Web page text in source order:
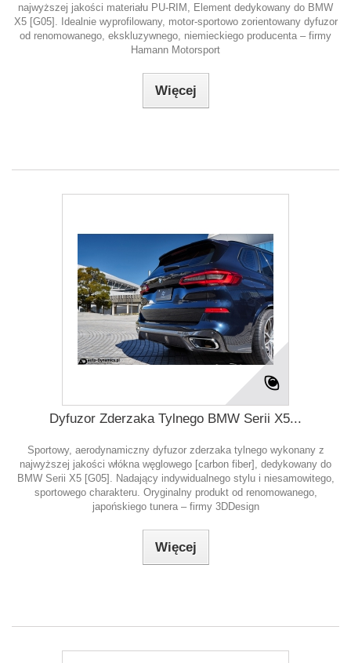
najwyższej jakości materiału PU-RIM, Element dedykowany do BMW
X5 [G05]. Idealnie wyprofilowany, motor-sportowo zorientowany dyfuzor
od renomowanego, ekskluzywnego, niemieckiego producenta – firmy
Hamann Motorsport
Więcej
Dyfuzor Zderzaka Tylnego BMW Serii X5...
Sportowy, aerodynamiczny dyfuzor zderzaka tylnego wykonany z
najwyższej jakości włókna węglowego [carbon fiber], dedykowany do
BMW Serii X5 [G05]. Nadający indywidualnego stylu i niesamowitego,
sportowego charakteru. Oryginalny produkt od renomowanego,
japońskiego tunera – firmy 3DDesign
Więcej